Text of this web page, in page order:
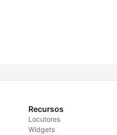
Recursos
Locutores
Widgets